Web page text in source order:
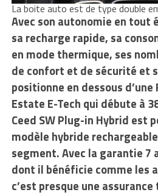
La boite auto est de type double
Avec son autonomie en tout
sa recharge rapide, sa
en mode thermique, ses
de confort et de sécurité et
positionne en dessous
Estate E-Tech qui débute à
Ceed SW Plug-in Hybrid est
modèle hybride
segment. Avec la garantie 7
dont il bénéficie comme les
c’est presque une